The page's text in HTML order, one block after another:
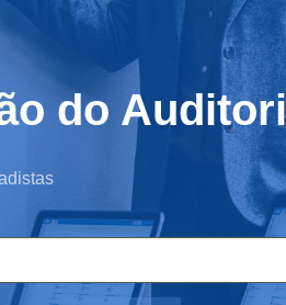
do